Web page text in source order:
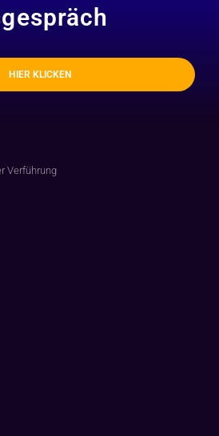
HIER KLICKEN
Verführung